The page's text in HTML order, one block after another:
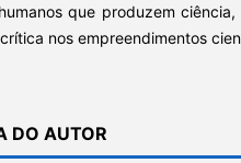
que produzem
nos empreendimentos
DO AUTOR